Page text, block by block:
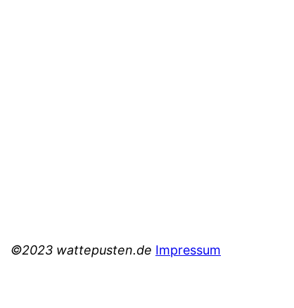
©2023 wattepusten.de Impressum